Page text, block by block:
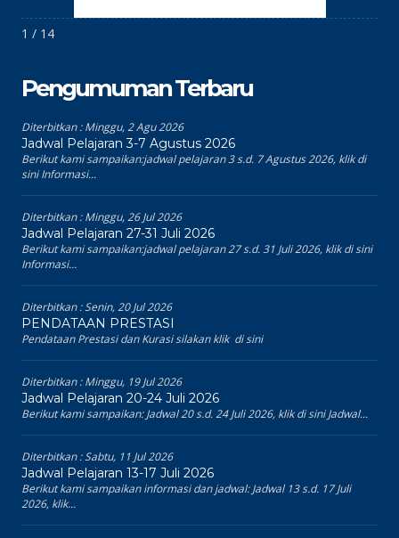
1 / 14
Pengumuman Terbaru
Diterbitkan :Minggu, 2 Agu 2026
Jadwal Pelajaran 3-7 Agustus 2026
Berikut kami sampaikan:jadwal pelajaran 3 s.d. 7 Agustus 2026, klik di
sini Informasi...
Diterbitkan :Minggu, 26 Jul 2026
Jadwal Pelajaran 27-31 Juli 2026
Berikut kami sampaikan:jadwal pelajaran 27 s.d. 31 Juli 2026, klik di sini
Informasi...
Diterbitkan :Senin, 20 Jul 2026
PENDATAAN PRESTASI
Pendataan Prestasi dan Kurasi silakan klik di sini
Diterbitkan :Minggu, 19 Jul 2026
Jadwal Pelajaran 20-24 Juli 2026
Berikut kami sampaikan: Jadwal 20 s.d. 24 Juli 2026, klik di sini Jadwal...
Diterbitkan :Sabtu, 11 Jul 2026
Jadwal Pelajaran 13-17 Juli 2026
Berikut kami sampaikan informasi dan jadwal: Jadwal 13 s.d. 17 Juli
2026, klik...